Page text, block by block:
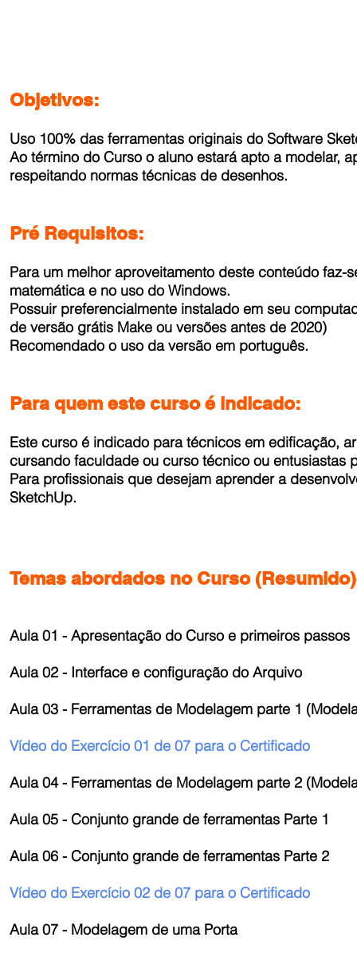
Objetivos:
Uso 100% das ferramentas originais do Software
Ao término do Curso o aluno estará apto a modelar,
respeitando normas técnicas de desenhos.
Pré Requisitos:
Para um melhor aproveitamento deste conteúdo
matemática e no uso do Windows.
Possuir preferencialmente instalado em seu
de versão grátis Make ou versões antes de 2020)
Recomendado o uso da versão em português.
Para quem este curso é indicado:
Este curso é indicado para técnicos em edificação,
cursando faculdade ou curso técnico ou entusiastas
Para profissionais que desejam aprender a
SketchUp.
Temas abordados no Curso
Aula 01 - Apresentação do Curso e primeiros passos
Aula 02 - Interface e configuração do Arquivo
Aula 03 - Ferramentas de Modelagem parte 1
Vídeo do Exercício 01 de 07 para o Certificado
Aula 04 - Ferramentas de Modelagem parte 2
Aula 05 - Conjunto grande de ferramentas Parte 1
Aula 06 - Conjunto grande de ferramentas Parte 2
Vídeo do Exercício 02 de 07 para o Certificado
Aula 07 - Modelagem de uma Porta